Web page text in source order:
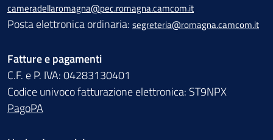
cameradellaromagna@pec.romagna.camcom.it
Posta elettronica ordinaria: segreteria@romagna.camcom.it
Fatture e pagamenti
C.F. e P. IVA: 04283130401
Codice univoco fatturazione elettronica: ST9NPX
PagoPA